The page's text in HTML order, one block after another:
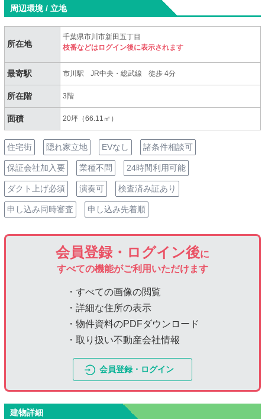
周辺環境 / 立地
所在地
千葉県市川市新田五丁目
枝番などはログイン後に表示されます
最寄駅 市川駅 JR中央・総武線 徒歩 4分
所在階 3階
面積 20坪（66.11㎡）
住宅街 隠れ家立地 EVなし 諸条件相談可
保証会社加入要 業種不問 24時間利用可能
ダクト上げ必須 演奏可 検査済み証あり
申し込み同時審査 申し込み先着順
会員登録・ログイン後に
すべての機能がご利用いただけます
・すべての画像の閲覧
・詳細な住所の表示
・物件資料のPDFダウンロード
・取り扱い不動産会社情報
会員登録・ログイン
建物詳細